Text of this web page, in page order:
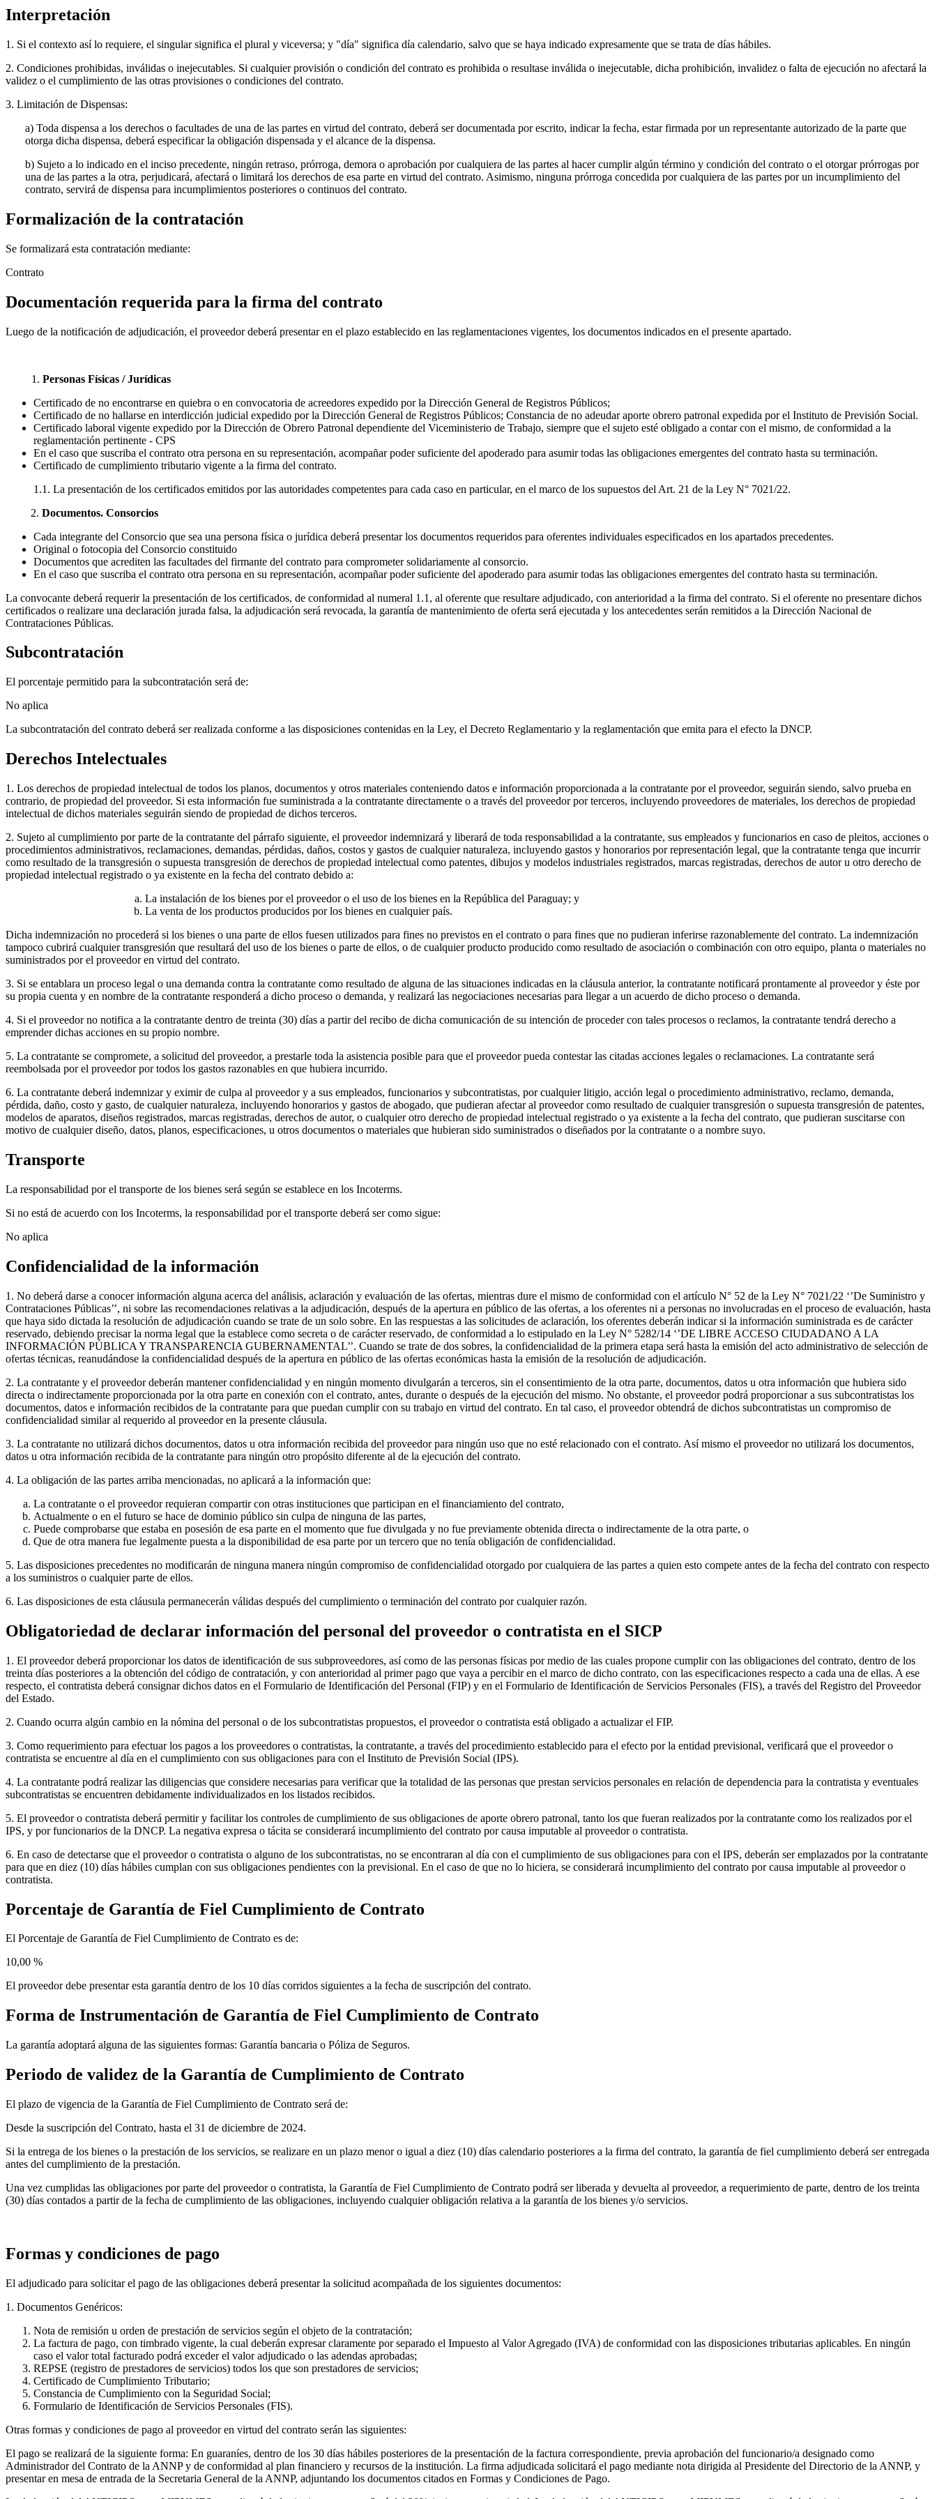
Interpretación
1. Si el contexto así lo requiere, el singular significa el plural y viceversa; y "día" significa día calendario, salvo que se haya indicado expresamente que se trata de días hábiles.
2. Condiciones prohibidas, inválidas o inejecutables. Si cualquier provisión o condición del contrato es prohibida o resultase inválida o inejecutable, dicha prohibición, invalidez o falta de ejecución no afectará la
validez o el cumplimiento de las otras provisiones o condiciones del contrato.
3. Limitación de Dispensas:
a) Toda dispensa a los derechos o facultades de una de las partes en virtud del contrato, deberá ser documentada por escrito, indicar la fecha, estar firmada por un representante autorizado de la parte que
otorga dicha dispensa, deberá especificar la obligación dispensada y el alcance de la dispensa.
b) Sujeto a lo indicado en el inciso precedente, ningún retraso, prórroga, demora o aprobación por cualquiera de las partes al hacer cumplir algún término y condición del contrato o el otorgar prórrogas por
una de las partes a la otra, perjudicará, afectará o limitará los derechos de esa parte en virtud del contrato. Asimismo, ninguna prórroga concedida por cualquiera de las partes por un incumplimiento del
contrato, servirá de dispensa para incumplimientos posteriores o continuos del contrato.
Formalización de la contratación
Se formalizará esta contratación mediante:
Contrato
Documentación requerida para la firma del contrato
Luego de la notificación de adjudicación, el proveedor deberá presentar en el plazo establecido en las reglamentaciones vigentes, los documentos indicados en el presente apartado.
1. Personas Físicas / Jurídicas
Certificado de no encontrarse en quiebra o en convocatoria de acreedores expedido por la Dirección General de Registros Públicos;
Certificado de no hallarse en interdicción judicial expedido por la Dirección General de Registros Públicos; Constancia de no adeudar aporte obrero patronal expedida por el Instituto de Previsión Social.
Certificado laboral vigente expedido por la Dirección de Obrero Patronal dependiente del Viceministerio de Trabajo, siempre que el sujeto esté obligado a contar con el mismo, de conformidad a la
reglamentación pertinente - CPS
En el caso que suscriba el contrato otra persona en su representación, acompañar poder suficiente del apoderado para asumir todas las obligaciones emergentes del contrato hasta su terminación.
Certificado de cumplimiento tributario vigente a la firma del contrato.
1.1. La presentación de los certificados emitidos por las autoridades competentes para cada caso en particular, en el marco de los supuestos del Art. 21 de la Ley N° 7021/22.
2. Documentos. Consorcios
Cada integrante del Consorcio que sea una persona física o jurídica deberá presentar los documentos requeridos para oferentes individuales especificados en los apartados precedentes.
Original o fotocopia del Consorcio constituido
Documentos que acrediten las facultades del firmante del contrato para comprometer solidariamente al consorcio.
En el caso que suscriba el contrato otra persona en su representación, acompañar poder suficiente del apoderado para asumir todas las obligaciones emergentes del contrato hasta su terminación.
La convocante deberá requerir la presentación de los certificados, de conformidad al numeral 1.1, al oferente que resultare adjudicado, con anterioridad a la firma del contrato. Si el oferente no presentare dichos
certificados o realizare una declaración jurada falsa, la adjudicación será revocada, la garantía de mantenimiento de oferta será ejecutada y los antecedentes serán remitidos a la Dirección Nacional de
Contrataciones Públicas.
Subcontratación
El porcentaje permitido para la subcontratación será de:
No aplica
La subcontratación del contrato deberá ser realizada conforme a las disposiciones contenidas en la Ley, el Decreto Reglamentario y la reglamentación que emita para el efecto la DNCP.
Derechos Intelectuales
1. Los derechos de propiedad intelectual de todos los planos, documentos y otros materiales conteniendo datos e información proporcionada a la contratante por el proveedor, seguirán siendo, salvo prueba en
contrario, de propiedad del proveedor. Si esta información fue suministrada a la contratante directamente o a través del proveedor por terceros, incluyendo proveedores de materiales, los derechos de propiedad
intelectual de dichos materiales seguirán siendo de propiedad de dichos terceros.
2. Sujeto al cumplimiento por parte de la contratante del párrafo siguiente, el proveedor indemnizará y liberará de toda responsabilidad a la contratante, sus empleados y funcionarios en caso de pleitos, acciones o
procedimientos administrativos, reclamaciones, demandas, pérdidas, daños, costos y gastos de cualquier naturaleza, incluyendo gastos y honorarios por representación legal, que la contratante tenga que incurrir
como resultado de la transgresión o supuesta transgresión de derechos de propiedad intelectual como patentes, dibujos y modelos industriales registrados, marcas registradas, derechos de autor u otro derecho de
propiedad intelectual registrado o ya existente en la fecha del contrato debido a:
La instalación de los bienes por el proveedor o el uso de los bienes en la República del Paraguay; y
La venta de los productos producidos por los bienes en cualquier país.
Dicha indemnización no procederá si los bienes o una parte de ellos fuesen utilizados para fines no previstos en el contrato o para fines que no pudieran inferirse razonablemente del contrato. La indemnización
tampoco cubrirá cualquier transgresión que resultará del uso de los bienes o parte de ellos, o de cualquier producto producido como resultado de asociación o combinación con otro equipo, planta o materiales no
suministrados por el proveedor en virtud del contrato.
3. Si se entablara un proceso legal o una demanda contra la contratante como resultado de alguna de las situaciones indicadas en la cláusula anterior, la contratante notificará prontamente al proveedor y éste por
su propia cuenta y en nombre de la contratante responderá a dicho proceso o demanda, y realizará las negociaciones necesarias para llegar a un acuerdo de dicho proceso o demanda.
4. Si el proveedor no notifica a la contratante dentro de treinta (30) días a partir del recibo de dicha comunicación de su intención de proceder con tales procesos o reclamos, la contratante tendrá derecho a
emprender dichas acciones en su propio nombre.
5. La contratante se compromete, a solicitud del proveedor, a prestarle toda la asistencia posible para que el proveedor pueda contestar las citadas acciones legales o reclamaciones. La contratante será
reembolsada por el proveedor por todos los gastos razonables en que hubiera incurrido.
6. La contratante deberá indemnizar y eximir de culpa al proveedor y a sus empleados, funcionarios y subcontratistas, por cualquier litigio, acción legal o procedimiento administrativo, reclamo, demanda,
pérdida, daño, costo y gasto, de cualquier naturaleza, incluyendo honorarios y gastos de abogado, que pudieran afectar al proveedor como resultado de cualquier transgresión o supuesta transgresión de patentes,
modelos de aparatos, diseños registrados, marcas registradas, derechos de autor, o cualquier otro derecho de propiedad intelectual registrado o ya existente a la fecha del contrato, que pudieran suscitarse con
motivo de cualquier diseño, datos, planos, especificaciones, u otros documentos o materiales que hubieran sido suministrados o diseñados por la contratante o a nombre suyo.
Transporte
La responsabilidad por el transporte de los bienes será según se establece en los Incoterms.
Si no está de acuerdo con los Incoterms, la responsabilidad por el transporte deberá ser como sigue:
No aplica
Confidencialidad de la información
1. No deberá darse a conocer información alguna acerca del análisis, aclaración y evaluación de las ofertas, mientras dure el mismo de conformidad con el artículo N° 52 de la Ley N° 7021/22 ‘’De Suministro y
Contrataciones Públicas’’, ni sobre las recomendaciones relativas a la adjudicación, después de la apertura en público de las ofertas, a los oferentes ni a personas no involucradas en el proceso de evaluación, hasta
que haya sido dictada la resolución de adjudicación cuando se trate de un solo sobre. En las respuestas a las solicitudes de aclaración, los oferentes deberán indicar si la información suministrada es de carácter
reservado, debiendo precisar la norma legal que la establece como secreta o de carácter reservado, de conformidad a lo estipulado en la Ley N° 5282/14 ‘’DE LIBRE ACCESO CIUDADANO A LA
INFORMACIÓN PÚBLICA Y TRANSPARENCIA GUBERNAMENTAL’’. Cuando se trate de dos sobres, la confidencialidad de la primera etapa será hasta la emisión del acto administrativo de selección de
ofertas técnicas, reanudándose la confidencialidad después de la apertura en público de las ofertas económicas hasta la emisión de la resolución de adjudicación.
2. La contratante y el proveedor deberán mantener confidencialidad y en ningún momento divulgarán a terceros, sin el consentimiento de la otra parte, documentos, datos u otra información que hubiera sido
directa o indirectamente proporcionada por la otra parte en conexión con el contrato, antes, durante o después de la ejecución del mismo. No obstante, el proveedor podrá proporcionar a sus subcontratistas los
documentos, datos e información recibidos de la contratante para que puedan cumplir con su trabajo en virtud del contrato. En tal caso, el proveedor obtendrá de dichos subcontratistas un compromiso de
confidencialidad similar al requerido al proveedor en la presente cláusula.
3. La contratante no utilizará dichos documentos, datos u otra información recibida del proveedor para ningún uso que no esté relacionado con el contrato. Así mismo el proveedor no utilizará los documentos,
datos u otra información recibida de la contratante para ningún otro propósito diferente al de la ejecución del contrato.
4. La obligación de las partes arriba mencionadas, no aplicará a la información que:
La contratante o el proveedor requieran compartir con otras instituciones que participan en el financiamiento del contrato,
Actualmente o en el futuro se hace de dominio público sin culpa de ninguna de las partes,
Puede comprobarse que estaba en posesión de esa parte en el momento que fue divulgada y no fue previamente obtenida directa o indirectamente de la otra parte, o
Que de otra manera fue legalmente puesta a la disponibilidad de esa parte por un tercero que no tenía obligación de confidencialidad.
5. Las disposiciones precedentes no modificarán de ninguna manera ningún compromiso de confidencialidad otorgado por cualquiera de las partes a quien esto compete antes de la fecha del contrato con respecto
a los suministros o cualquier parte de ellos.
6. Las disposiciones de esta cláusula permanecerán válidas después del cumplimiento o terminación del contrato por cualquier razón.
Obligatoriedad de declarar información del personal del proveedor o contratista en el SICP
1. El proveedor deberá proporcionar los datos de identificación de sus subproveedores, así como de las personas físicas por medio de las cuales propone cumplir con las obligaciones del contrato, dentro de los
treinta días posteriores a la obtención del código de contratación, y con anterioridad al primer pago que vaya a percibir en el marco de dicho contrato, con las especificaciones respecto a cada una de ellas. A ese
respecto, el contratista deberá consignar dichos datos en el Formulario de Identificación del Personal (FIP) y en el Formulario de Identificación de Servicios Personales (FIS), a través del Registro del Proveedor
del Estado.
2. Cuando ocurra algún cambio en la nómina del personal o de los subcontratistas propuestos, el proveedor o contratista está obligado a actualizar el FIP.
3. Como requerimiento para efectuar los pagos a los proveedores o contratistas, la contratante, a través del procedimiento establecido para el efecto por la entidad previsional, verificará que el proveedor o
contratista se encuentre al día en el cumplimiento con sus obligaciones para con el Instituto de Previsión Social (IPS).
4. La contratante podrá realizar las diligencias que considere necesarias para verificar que la totalidad de las personas que prestan servicios personales en relación de dependencia para la contratista y eventuales
subcontratistas se encuentren debidamente individualizados en los listados recibidos.
5. El proveedor o contratista deberá permitir y facilitar los controles de cumplimiento de sus obligaciones de aporte obrero patronal, tanto los que fueran realizados por la contratante como los realizados por el
IPS, y por funcionarios de la DNCP. La negativa expresa o tácita se considerará incumplimiento del contrato por causa imputable al proveedor o contratista.
6. En caso de detectarse que el proveedor o contratista o alguno de los subcontratistas, no se encontraran al día con el cumplimiento de sus obligaciones para con el IPS, deberán ser emplazados por la contratante
para que en diez (10) días hábiles cumplan con sus obligaciones pendientes con la previsional. En el caso de que no lo hiciera, se considerará incumplimiento del contrato por causa imputable al proveedor o
contratista.
Porcentaje de Garantía de Fiel Cumplimiento de Contrato
El Porcentaje de Garantía de Fiel Cumplimiento de Contrato es de:
10,00 %
El proveedor debe presentar esta garantía dentro de los 10 días corridos siguientes a la fecha de suscripción del contrato.
Forma de Instrumentación de Garantía de Fiel Cumplimiento de Contrato
La garantía adoptará alguna de las siguientes formas: Garantía bancaria o Póliza de Seguros.
Periodo de validez de la Garantía de Cumplimiento de Contrato
El plazo de vigencia de la Garantía de Fiel Cumplimiento de Contrato será de:
Desde la suscripción del Contrato, hasta el 31 de diciembre de 2024.
Si la entrega de los bienes o la prestación de los servicios, se realizare en un plazo menor o igual a diez (10) días calendario posteriores a la firma del contrato, la garantía de fiel cumplimiento deberá ser entregada
antes del cumplimiento de la prestación.
Una vez cumplidas las obligaciones por parte del proveedor o contratista, la Garantía de Fiel Cumplimiento de Contrato podrá ser liberada y devuelta al proveedor, a requerimiento de parte, dentro de los treinta
(30) días contados a partir de la fecha de cumplimiento de las obligaciones, incluyendo cualquier obligación relativa a la garantía de los bienes y/o servicios.
Formas y condiciones de pago
El adjudicado para solicitar el pago de las obligaciones deberá presentar la solicitud acompañada de los siguientes documentos:
1. Documentos Genéricos:
Nota de remisión u orden de prestación de servicios según el objeto de la contratación;
La factura de pago, con timbrado vigente, la cual deberán expresar claramente por separado el Impuesto al Valor Agregado (IVA) de conformidad con las disposiciones tributarias aplicables. En ningún
caso el valor total facturado podrá exceder el valor adjudicado o las adendas aprobadas;
REPSE (registro de prestadores de servicios) todos los que son prestadores de servicios;
Certificado de Cumplimiento Tributario;
Constancia de Cumplimiento con la Seguridad Social;
Formulario de Identificación de Servicios Personales (FIS).
Otras formas y condiciones de pago al proveedor en virtud del contrato serán las siguientes:
El pago se realizará de la siguiente forma: En guaraníes, dentro de los 30 días hábiles posteriores de la presentación de la factura correspondiente, previa aprobación del funcionario/a designado como
Administrador del Contrato de la ANNP y de conformidad al plan financiero y recursos de la institución. La firma adjudicada solicitará el pago mediante nota dirigida al Presidente del Directorio de la ANNP, y
presentar en mesa de entrada de la Secretaria General de la ANNP, adjuntando los documentos citados en Formas y Condiciones de Pago.